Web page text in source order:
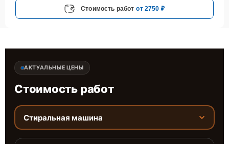
Стоимость работ от 2750 ₽
АКТУАЛЬНЫЕ ЦЕНЫ
Стоимость работ
Стиральная машина